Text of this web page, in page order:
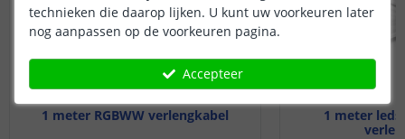
1 meter RGBWW verlengkabel
1 meter
technieken die daarop lijken. U kunt uw voorkeuren later
nog aanpassen op de voorkeuren pagina.
Accepteer